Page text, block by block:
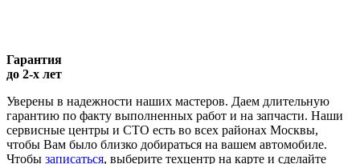
Гарантия
до 2-х лет
Уверены в надежности наших мастеров. Даем длительную
гарантию по факту выполненных работ и на запчасти. Наши
сервисные центры и СТО есть во всех районах Москвы,
чтобы Вам было близко добираться на вашем автомобиле.
Чтобы записаться, выберите техцентр на карте и сделайте